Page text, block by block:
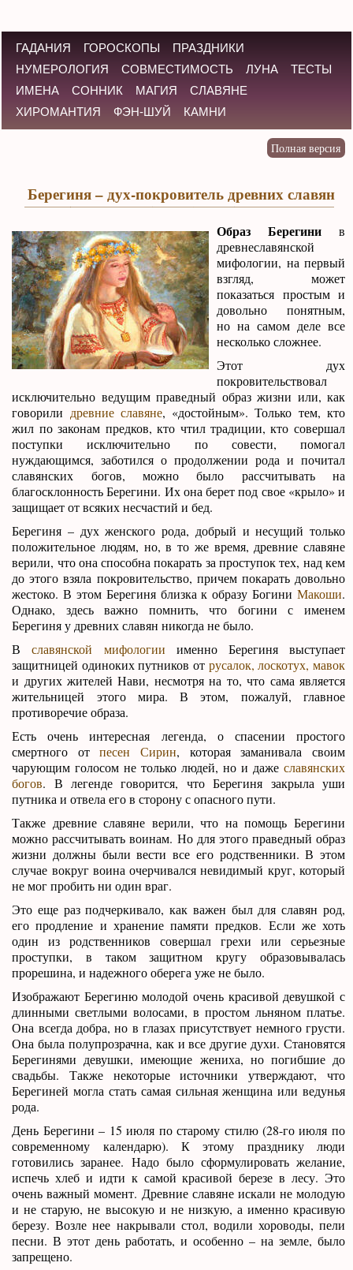
ГАДАНИЯ ГОРОСКОПЫ
ПРАЗДНИКИ
НУМЕРОЛОГИЯ
СОВМЕСТИМОСТЬ ЛУНА
ТЕСТЫ
ИМЕНА
СОННИК МАГИЯ
СЛАВЯНЕ
ХИРОМАНТИЯ
ФЭН-ШУЙ КАМНИ
Берегиня – дух-покровитель древних славян
Образ Берегини в
древнеславянской
мифологии, на первый
взгляд, может
показаться простым и
довольно понятным,
но на самом деле все
несколько сложнее.
Этот дух
покровительствовал
исключительно ведущим праведный образ жизни или, как
говорили древние славяне, «достойным». Только тем, кто
жил по законам предков, кто чтил традиции, кто совершал
поступки исключительно по совести, помогал
нуждающимся, заботился о продолжении рода и почитал
славянских богов, можно было рассчитывать на
благосклонность Берегини. Их она берет под свое «крыло» и
защищает от всяких несчастий и бед.
Берегиня – дух женского рода, добрый и несущий только
положительное людям, но, в то же время, древние славяне
верили, что она способна покарать за проступок тех, над кем
до этого взяла покровительство, причем покарать довольно
жестоко. В этом Берегиня близка к образу Богини Макоши.
Однако, здесь важно помнить, что богини с именем
Берегиня у древних славян никогда не было.
Вславянской мифологии именно Берегиня выступает
защитницей одиноких путников от русалок, лоскотух, мавок
и других жителей Нави, несмотря на то, что сама является
жительницей этого мира. В этом, пожалуй, главное
противоречие образа.
Есть очень интересная легенда, о спасении простого
смертного отпесен Сирин, которая заманивала своим
чарующим голосом не только людей, но и даже славянских
богов. В легенде говорится, что Берегиня закрыла уши
путника и отвела его в сторону с опасного пути.
Также древние славяне верили, что на помощь Берегини
можно рассчитывать воинам. Но для этого праведный образ
жизни должны были вести все его родственники. В этом
случае вокруг воина очерчивался невидимый круг, который
не мог пробить ни один враг.
Это еще раз подчеркивало, как важен был для славян род,
его продление и хранение памяти предков. Если же хоть
один из родственников совершал грехи или серьезные
проступки, в таком защитном кругу образовывалась
прорешина, и надежного оберега уже не было.
Изображают Берегиню молодой очень красивой девушкой с
длинными светлыми волосами, в простом льняном платье.
Она всегда добра, но в глазах присутствует немного грусти.
Она была полупрозрачна, как и все другие духи. Становятся
Берегинями девушки, имеющие жениха, но погибшие до
свадьбы. Также некоторые источники утверждают, что
Берегиней могла стать самая сильная женщина или ведунья
рода.
День Берегини – 15 июля по старому стилю (28-го июля по
современному календарю). К этому празднику люди
готовились заранее. Надо было сформулировать желание,
испечь хлеб и идти к самой красивой березе в лесу. Это
очень важный момент. Древние славяне искали не молодую
и не старую, не высокую и не низкую, а именно красивую
березу. Возле нее накрывали стол, водили хороводы, пели
песни. В этот день работать, и особенно – на земле, было
запрещено.